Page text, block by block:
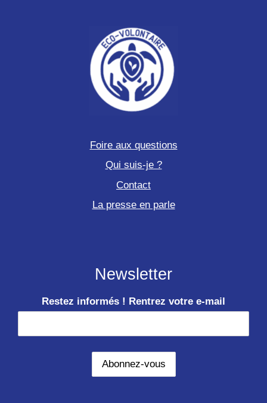
Foire aux questions
Qui suis-je ?
Contact
La presse en parle
Newsletter
Restez informés ! Rentrez votre e-mail